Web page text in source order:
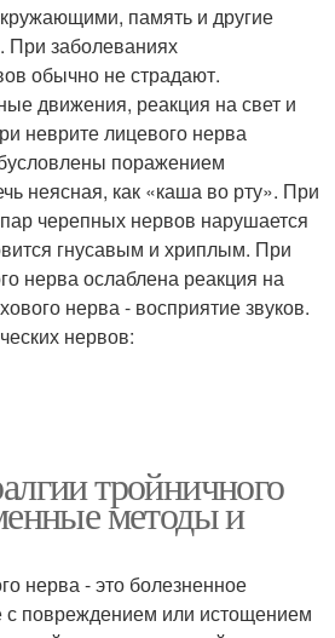
память и другие
При заболеваниях
обычно не страдают.
движения, реакция на свет и
неврите лицевого нерва
поражением
неясная, как «каша во рту». При
черепных нервов нарушается
гнусавым и хриплым. При
нерва ослаблена реакция на
нерва - восприятие звуков.
нервов:
тройничного
методы и
нерва - это болезненное
с повреждением или истощением